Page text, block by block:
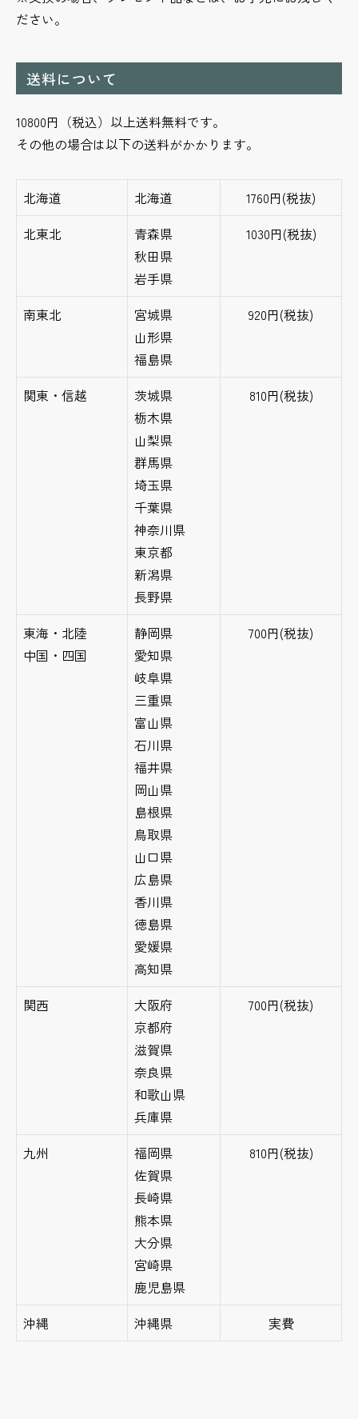
ださい。
送料について
10800円（税込）以上送料無料です。
その他の場合は以下の送料がかかります。
北海道 北海道
1760円(税抜)
北東北
青森県
秋田県
岩手県
1030円(税抜)
南東北
宮城県
山形県
福島県
920円(税抜)
関東・信越
茨城県
栃木県
山梨県
群馬県
埼玉県
千葉県
神奈川県
東京都
新潟県
長野県
810円(税抜)
東海・北陸
中国・四国
静岡県
愛知県
岐阜県
三重県
富山県
石川県
福井県
岡山県
島根県
鳥取県
山口県
広島県
香川県
徳島県
愛媛県
高知県
700円(税抜)
関西
大阪府
京都府
滋賀県
奈良県
和歌山県
兵庫県
700円(税抜)
九州
福岡県
佐賀県
長崎県
熊本県
大分県
宮崎県
鹿児島県
810円(税抜)
沖縄 沖縄県 実費